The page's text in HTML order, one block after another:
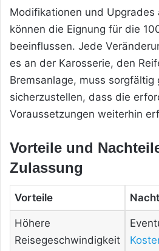
Modifikationen und Upgrades
können die Eignung für die
beeinflussen. Jede
es an der Karosserie, den
Bremsanlage, muss
sicherzustellen, dass die
Voraussetzungen weiterhin
Vorteile und
Zulassung
Vorteile
Höhere
Reisegeschwindigkeit